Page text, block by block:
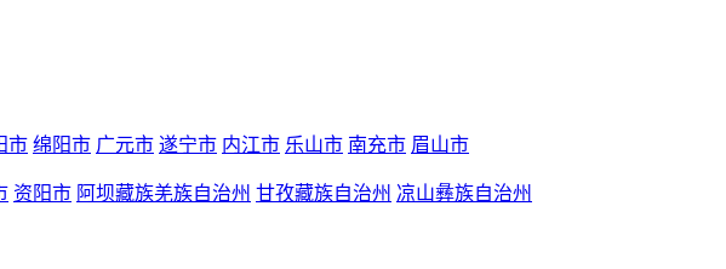
市 绵阳市 广元市 遂宁市 内江市 乐山市 南充市 眉山市
资阳市 阿坝藏族羌族自治州 甘孜藏族自治州 凉山彝族自治州